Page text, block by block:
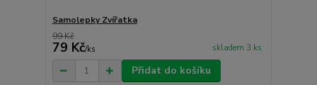
Samolepky Zvířatka
99 Kč
79 Kč/ks skladem 3 ks
Přidat do košíku